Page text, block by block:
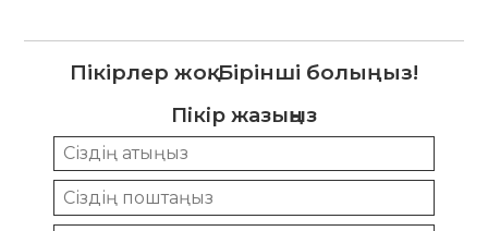
Пікірлер жоқ. Бірінші болыңыз!
Пікір жазыңыз